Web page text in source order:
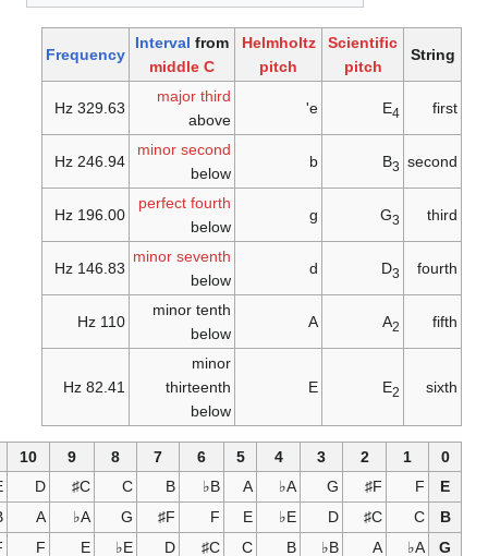
pitch
Helmholtz
pitch
Intervalfrom
middle C
e'
329.63 Hz
b
minor second
g
perfect fourth
below
d
minor seventh
A
E
thirteenth
82.41 Hz
2
3
4
5
6
7
8
9
10
11
12
♯
G
A
♭
A
B
♭
B
C
C
D
E
♭
E
♯
D
E
♭
E
F
F
♯
G
A
♭
A
B
♭
B
B
♭
B
C
C
♯
D
E
♭
E
F
F
G